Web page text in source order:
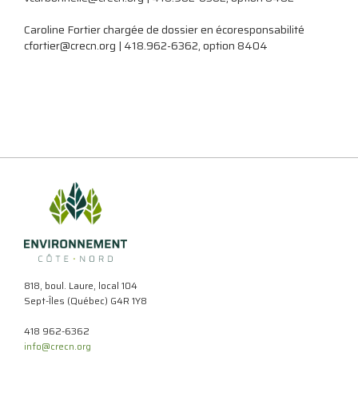
Caroline Fortier chargée de dossier en écoresponsabilité
cfortier@crecn.org | 418.962-6362, option 8404
818, boul. Laure, local 104
Sept-Îles (Québec) G4R 1Y8
418 962-6362
info@crecn.org